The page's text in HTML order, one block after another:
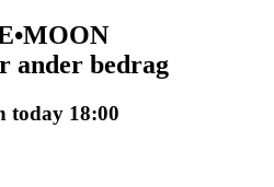
ander bedrag
today 18:00